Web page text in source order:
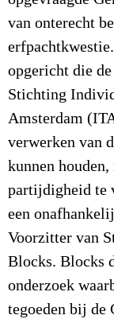
van onterecht
opgericht die
Stichting
Amsterdam
verwerken van
kunnen
partijdigheid te
een
Voorzitter van
Blocks. Blocks
onderzoek
tegoeden bij de